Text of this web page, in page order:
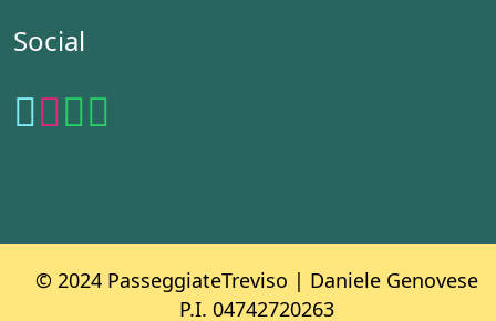
Social
© 2024 PasseggiateTreviso | Daniele Genovese
P.I. 04742720263